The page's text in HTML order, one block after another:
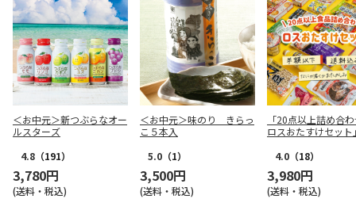
＜お中元＞新つぶらなオー
ルスターズ
4.8 （191）
3,780円
(送料・税込)
＜お中元＞味のり きらっ
こ５本入
5.0 （1）
3,500円
(送料・税込)
「20点以上詰め合
ロスおたすけセット
4.0 （18）
3,980円
(送料・税込)